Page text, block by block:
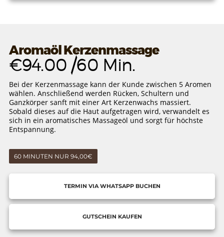
Aromaöl Kerzenmassage
€94.00 /60 Min.
Bei der Kerzenmassage kann der Kunde zwischen 5 Aromen
wählen. Anschließend werden Rücken, Schultern und
Ganzkörper sanft mit einer Art Kerzenwachs massiert.
Sobald dieses auf die Haut aufgetragen wird, verwandelt es
sich in ein aromatisches Massageöl und sorgt für höchste
Entspannung.
60 MINUTEN NUR 94,00€
TERMIN VIA WHATSAPP BUCHEN
GUTSCHEIN KAUFEN